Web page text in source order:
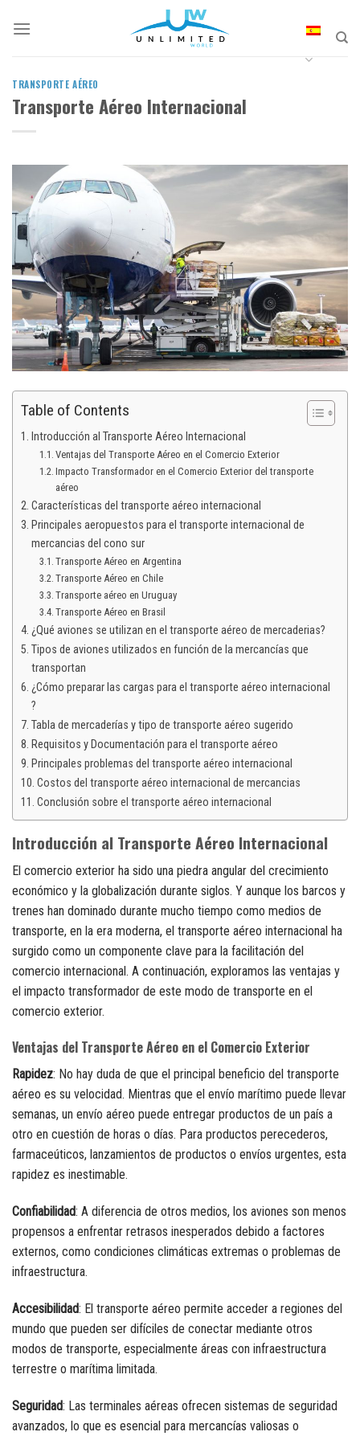
TRANSPORTE AÉREO
Transporte Aéreo Internacional
Table of Contents
Introducción al Transporte Aéreo Internacional
Ventajas del Transporte Aéreo en el Comercio Exterior
Impacto Transformador en el Comercio Exterior del transporte
aéreo
Características del transporte aéreo internacional
Principales aeropuestos para el transporte internacional de
mercancias del cono sur
Transporte Aéreo en Argentina
Transporte Aéreo en Chile
Transporte aéreo en Uruguay
Transporte Aéreo en Brasil
¿Qué aviones se utilizan en el transporte aéreo de mercaderias?
Tipos de aviones utilizados en función de la mercancías que
transportan
¿Cómo preparar las cargas para el transporte aéreo internacional
?
Tabla de mercaderías y tipo de transporte aéreo sugerido
Requisitos y Documentación para el transporte aéreo
Principales problemas del transporte aéreo internacional
Costos del transporte aéreo internacional de mercancias
Conclusión sobre el transporte aéreo internacional
Introducción al Transporte Aéreo Internacional
El comercio exterior ha sido una piedra angular del crecimiento
económico y la globalización durante siglos. Y aunque los barcos y
trenes han dominado durante mucho tiempo como medios de
transporte, en la era moderna, el transporte aéreo internacional ha
surgido como un componente clave para la facilitación del
comercio internacional. A continuación, exploramos las ventajas y
el impacto transformador de este modo de transporte en el
comercio exterior.
Ventajas del Transporte Aéreo en el Comercio Exterior
Rapidez: No hay duda de que el principal beneficio del transporte
aéreo es su velocidad. Mientras que el envío marítimo puede llevar
semanas, un envío aéreo puede entregar productos de un país a
otro en cuestión de horas o días. Para productos perecederos,
farmaceúticos, lanzamientos de productos o envíos urgentes, esta
rapidez es inestimable.
Confiabilidad: A diferencia de otros medios, los aviones son menos
propensos a enfrentar retrasos inesperados debido a factores
externos, como condiciones climáticas extremas o problemas de
infraestructura.
Accesibilidad: El transporte aéreo permite acceder a regiones del
mundo que pueden ser difíciles de conectar mediante otros
modos de transporte, especialmente áreas con infraestructura
terrestre o marítima limitada.
Seguridad: Las terminales aéreas ofrecen sistemas de seguridad
avanzados, lo que es esencial para mercancías valiosas o